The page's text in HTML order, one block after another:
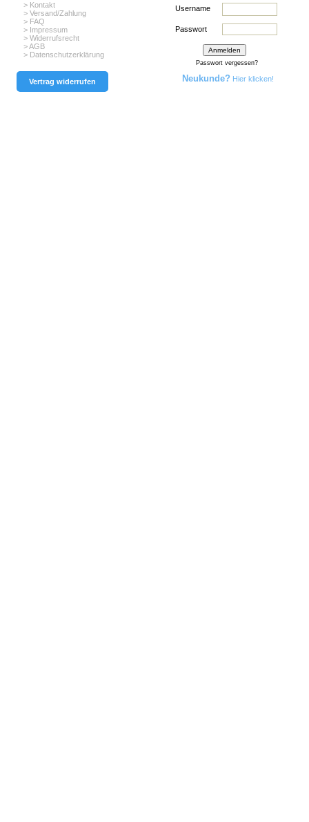
> Kontakt
> Versand/Zahlung
> FAQ
> Impressum
> Widerrufsrecht
> AGB
> Datenschutzerklärung
Vertrag widerrufen
Username
Passwort
Passwort vergessen?
Neukunde? Hier klicken!